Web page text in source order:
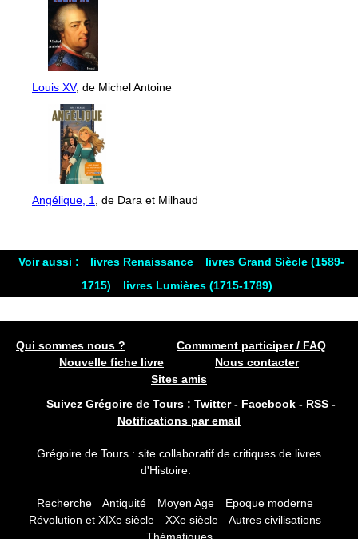
Louis XV, de Michel Antoine
Angélique, 1 , de Dara et Milhaud
Voir aussi : livres Renaissance
livres Grand Siècle (1589-
1715)
livres Lumières (1715-1789)
Qui sommes nous ?
Commment participer / FAQ
Nouvelle fiche livre
Nous contacter
Sites amis
Suivez Grégoire de Tours : Twitter- Facebook - RSS -
Notifications par email
Grégoire de Tours : site collaboratif de critiques de livres
d'Histoire.
Recherche Antiquité Moyen Age
Epoque moderne
Révolution et XIXe siècle
XXe siècle
Autres civilisations